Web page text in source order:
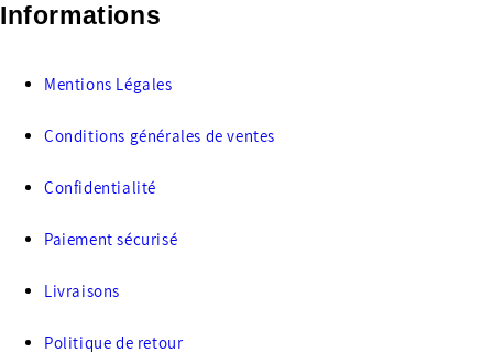
Informations
Mentions Légales
Conditions générales de ventes
Confidentialité
Paiement sécurisé
Livraisons
Politique de retour